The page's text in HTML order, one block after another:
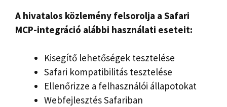
A hivatalos közlemény felsorolja a Safari
MCP-integráció alábbi használati eseteit:
Kisegítő lehetőségek tesztelése
Safari kompatibilitás tesztelése
Ellenőrizze a felhasználói állapotokat
Webfejlesztés Safariban